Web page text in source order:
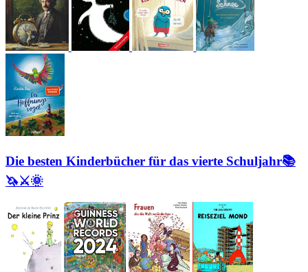
Die besten Kinderbücher für das vierte Schuljahr📚
🦄⚔🌞